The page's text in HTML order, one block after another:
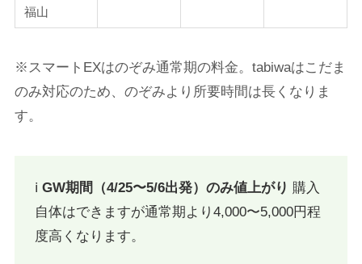
福山
※スマートEXはのぞみ通常期の料金。tabiwaはこだま
のみ対応のため、のぞみより所要時間は長くなりま
す。
ℹ️GW期間（4/25〜5/6出発）のみ値上がり 購入
自体はできますが通常期より4,000〜5,000円程
度高くなります。